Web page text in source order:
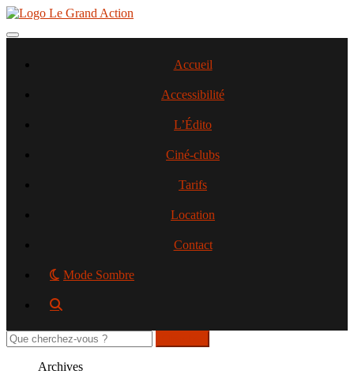
Aller
contenu
Toggle navigation
Accueil
Accessibilité
L’Édito
Ciné-clubs
Tarifs
Location
Contact
Mode Sombre
Rechercher
sur
Archives